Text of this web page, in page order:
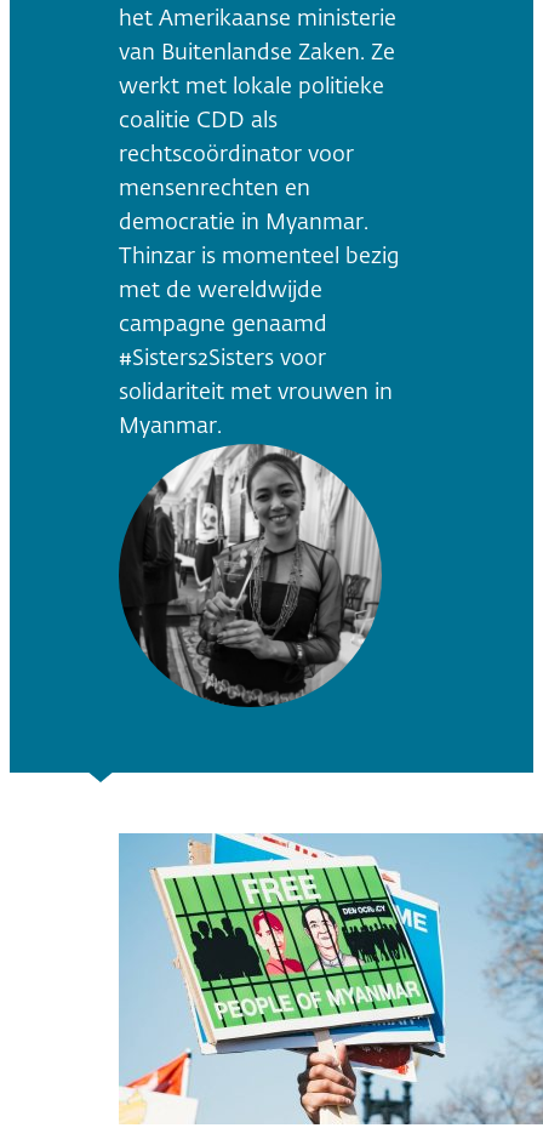
het Amerikaanse ministerie
van Buitenlandse Zaken. Ze
werkt met lokale politieke
coalitie CDD als
rechtscoördinator voor
mensenrechten en
democratie in Myanmar.
Thinzar is momenteel bezig
met de wereldwijde
campagne genaamd
#Sisters2Sisters voor
solidariteit met vrouwen in
Myanmar.